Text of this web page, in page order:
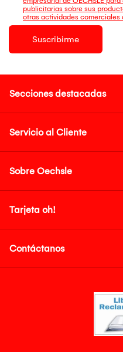
publicitarias sobre sus
otras actividades comerciales
Suscribirme
Secciones destacadas
Servicio al Cliente
Sobre Oechsle
Tarjeta oh!
Contáctanos